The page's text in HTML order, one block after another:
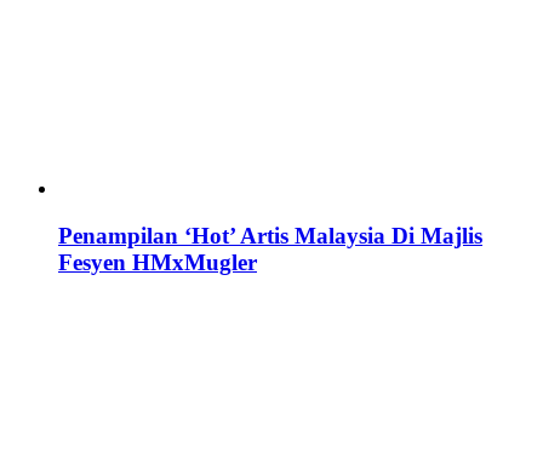
Penampilan ‘Hot’ Artis Malaysia Di Majlis
Fesyen HMxMugler